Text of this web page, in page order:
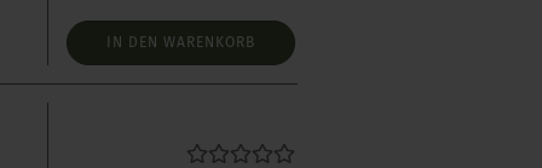
IN DEN WARENKORB